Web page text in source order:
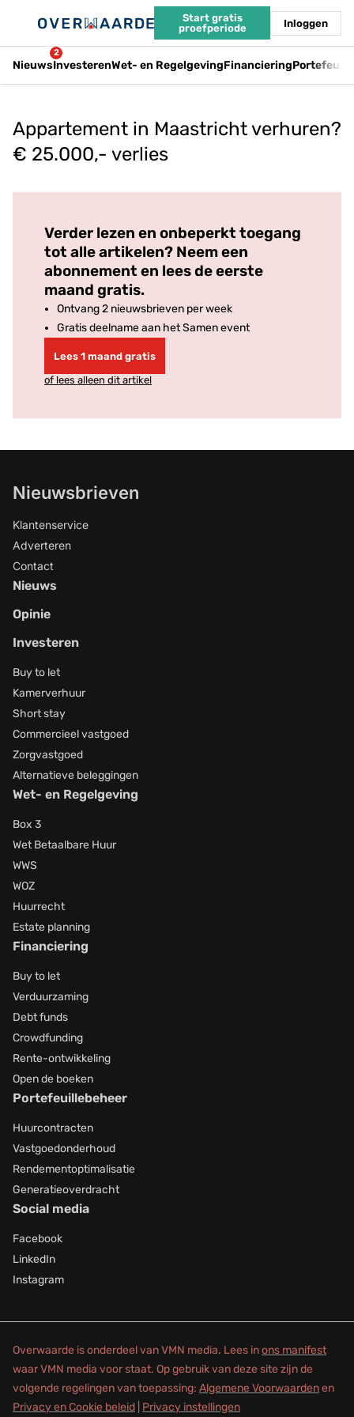
Start gratis
proefperiode
Inloggen
Nieuws
2
InvesterenWet- en RegelgevingFinanciering
Appartement in Maastricht verhuren?
€ 25.000,- verlies
Verder lezen en onbeperkt toegang
tot alle artikelen? Neem een
abonnement en lees de eerste
maand gratis.
Ontvang 2 nieuwsbrieven per week
Gratis deelname aan het Samen event
Lees 1 maand gratis
of lees alleen dit artikel
Nieuwsbrieven
Klantenservice
Adverteren
Contact
Nieuws
Opinie
Investeren
Buy to let
Kamerverhuur
Short stay
Commercieel vastgoed
Zorgvastgoed
Alternatieve beleggingen
Wet- en Regelgeving
Box 3
Wet Betaalbare Huur
WWS
WOZ
Huurrecht
Estate planning
Financiering
Buy to let
Verduurzaming
Debt funds
Crowdfunding
Rente-ontwikkeling
Open de boeken
Portefeuillebeheer
Huurcontracten
Vastgoedonderhoud
Rendementoptimalisatie
Generatieoverdracht
Social media
Facebook
LinkedIn
Instagram
Overwaarde is onderdeel van VMN media. Lees inons manifest
waar VMN media voor staat. Op gebruik van deze site zijn de
volgende regelingen van toepassing: Algemene Voorwaardenen
Privacy en Cookie beleid Privacy instellingen